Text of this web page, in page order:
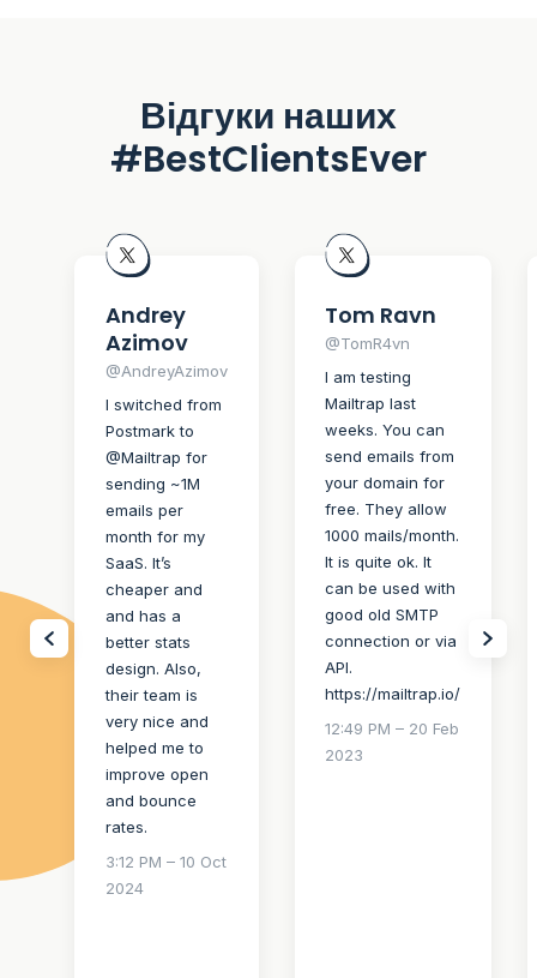
Відгуки наших
#BestClientsEver
Andrey
Azimov
@AndreyAzimov
I switched from
Postmark to
@Mailtrap for
sending ~1M
emails per
month for my
SaaS. It’s
cheaper and
and has a
better stats
design. Also,
their team is
very nice and
helped me to
improve open
and bounce
rates.
3:12 PM – 10 Oct
2024
Tom Ravn
@TomR4vn
I am testing
Mailtrap last
weeks. You can
send emails from
your domain for
free. They allow
1000 mails/month.
It is quite ok. It
can be used with
good old SMTP
connection or via
API.
https://mailtrap.io/
12:49 PM – 20 Feb
2023